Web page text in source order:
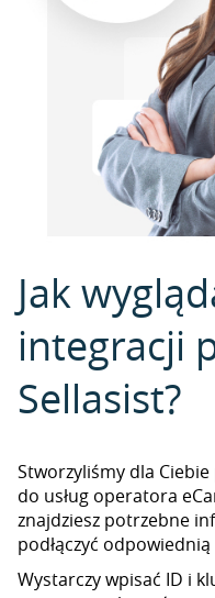
Jak
integracji
Sellasist?
Stworzyliśmy dla
do usług operatora
znajdziesz potrzebne
podłączyć
Wystarczy wpisać ID i